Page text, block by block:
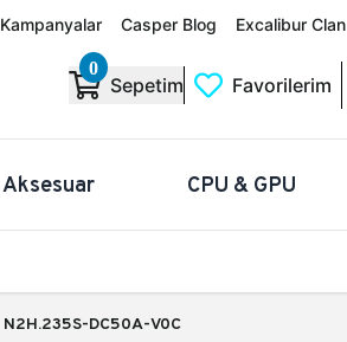
Kampanyalar Casper Blog Excalibur Clan
0
Sepetim Favorilerim
Aksesuar CPU & GPU
N2H.235S-DC50A-V0C